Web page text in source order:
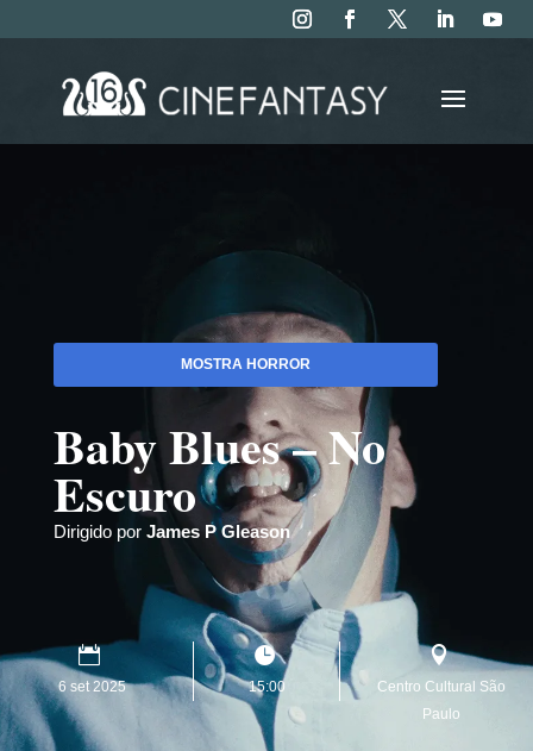
MOSTRA HORROR
Baby Blues – No
Escuro
Dirigido por James P Gleason
6 set 2025 15:00
Centro Cultural São
Paulo